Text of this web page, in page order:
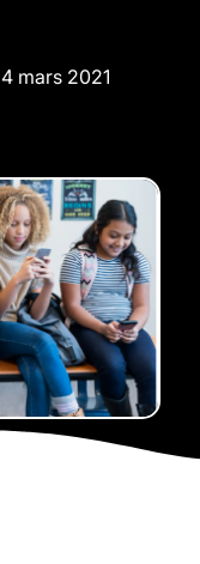
4 mars 2021